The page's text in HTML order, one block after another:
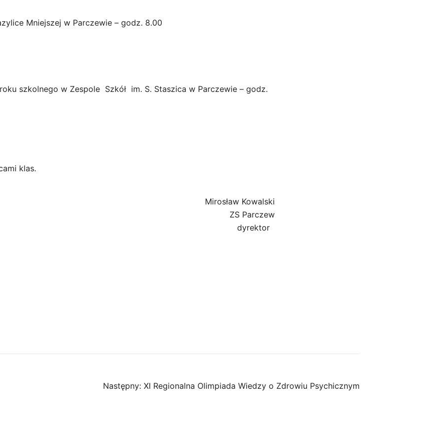
Mniejszej w Parczewie – godz. 8.00
szkolnego w Zespole Szkół im. S. Staszica w Parczewie – godz.
klas.
Mirosław Kowalski
ZS Parczew
dyrektor
Następny: XI Regionalna Olimpiada Wiedzy o Zdrowiu Psychicznym